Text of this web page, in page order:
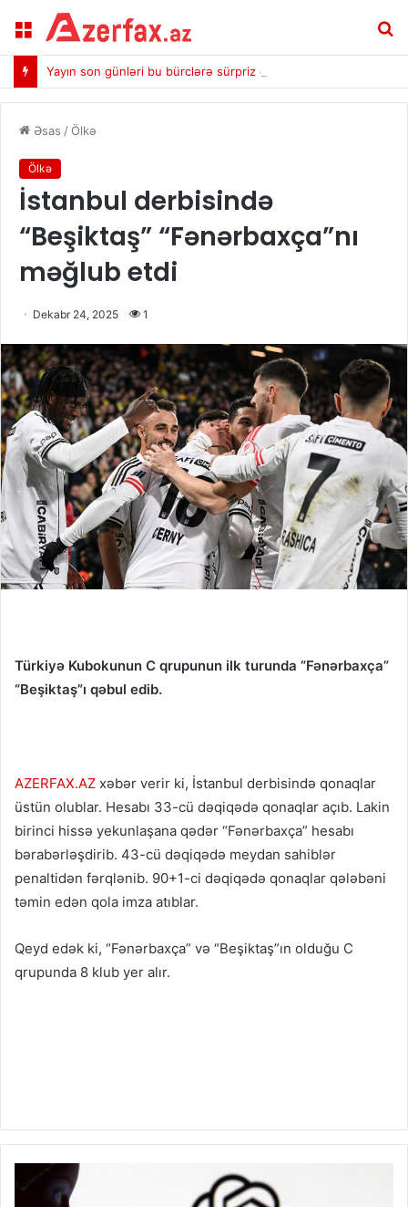
Menu
Yayın son günləri bu bürclərə sürpriz gətirəcək
Əsas /Ölkə
Ölkə
İstanbul derbisində
“Beşiktaş” “Fənərbaxça”nı
məğlub etdi
Dekabr 24, 2025 1
Türkiyə Kubokunun C qrupunun ilk turunda “Fənərbaxça”
“Beşiktaş”ı qəbul edib.
AZERFAX.AZ xəbər verir ki, İstanbul derbisində qonaqlar
üstün olublar. Hesabı 33-cü dəqiqədə qonaqlar açıb. Lakin
birinci hissə yekunlaşana qədər “Fənərbaxça” hesabı
bərabərləşdirib. 43-cü dəqiqədə meydan sahiblər
penaltidən fərqlənib. 90+1-ci dəqiqədə qonaqlar qələbəni
təmin edən qola imza atıblar.
Qeyd edək ki, “Fənərbaxça” və “Beşiktaş”ın olduğu C
qrupunda 8 klub yer alır.